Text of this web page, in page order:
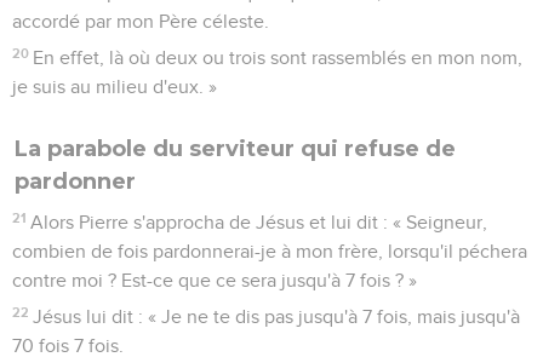
accordé par mon Père céleste.
20 En effet, là où deux ou trois sont rassemblés en mon nom,
je suis au milieu d'eux. »
La parabole du serviteur qui refuse de
pardonner
21 Alors Pierre s'approcha de Jésus et lui dit : « Seigneur,
combien de fois pardonnerai-je à mon frère, lorsqu'il péchera
contre moi ? Est-ce que ce sera jusqu'à 7 fois ? »
22 Jésus lui dit : « Je ne te dis pas jusqu'à 7 fois, mais jusqu'à
70 fois 7 fois.